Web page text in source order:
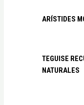
ARÍSTIDES
TEGUISE
NATURALES